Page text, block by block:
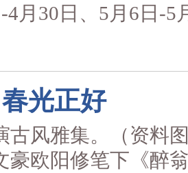
-4月30日、5月
光正好
古风雅集。（资料
豪欧阳修笔下《醉